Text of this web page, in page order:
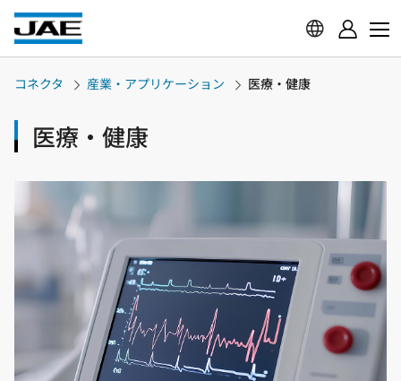
コネクタ 産業・アプリケーション 医療・健康
医療・健康